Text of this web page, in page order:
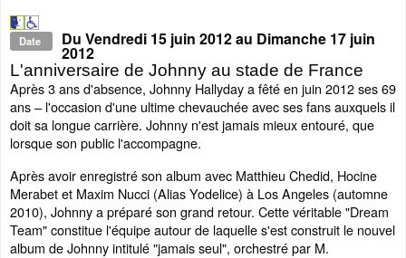
Date Du Vendredi 15 juin 2012au Dimanche 17 juin
2012
L'anniversaire de Johnny au stade de France
Après 3 ans d'absence, Johnny Hallyday a fêté en juin 2012 ses 69
ans – l'occasion d'une ultime chevauchée avec ses fans auxquels il
doit sa longue carrière. Johnny n'est jamais mieux entouré, que
lorsque son public l'accompagne.
Après avoir enregistré son album avec Matthieu Chedid, Hocine
Merabet et Maxim Nucci (Alias Yodelice) à Los Angeles (automne
2010), Johnny a préparé son grand retour. Cette véritable "Dream
Team" constitue l'équipe autour de laquelle s'est construit le nouvel
album de Johnny intitulé "jamais seul", orchestré par M.